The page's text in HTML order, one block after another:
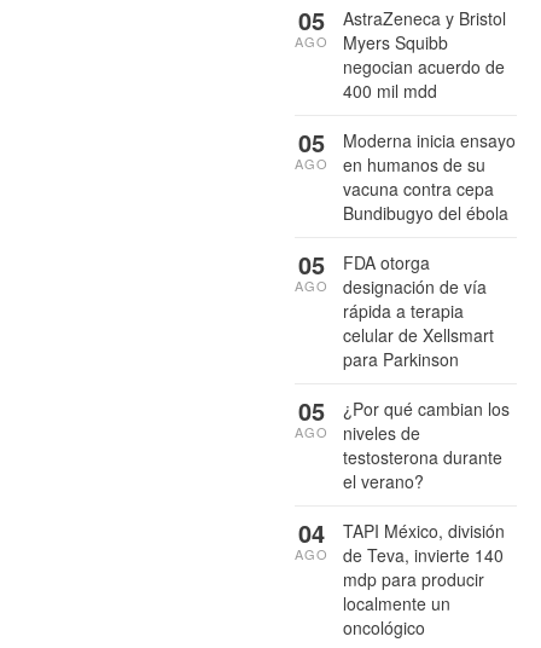
AstraZeneca y Bristol
Myers Squibb
negocian acuerdo de
400 mil mdd
05
AGO
Moderna inicia ensayo
en humanos de su
vacuna contra cepa
Bundibugyo del ébola
05
AGO
FDA otorga
designación de vía
rápida a terapia
celular de Xellsmart
para Parkinson
05
AGO
¿Por qué cambian los
niveles de
testosterona durante
el verano?
05
AGO
TAPI México, división
de Teva, invierte 140
mdp para producir
localmente un
oncológico
04
AGO